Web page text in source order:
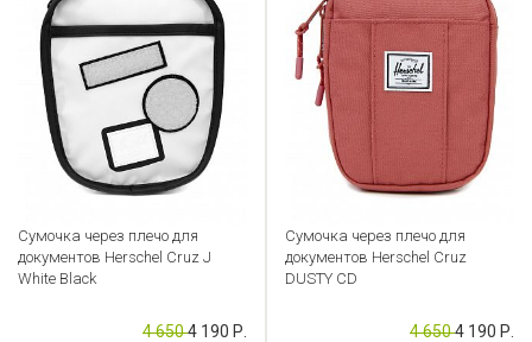
Сумочка через плечо для
документов Herschel Cruz J
White Black
Артикул: CB000053008
4 6504 190 Р.
Сумочка через плечо для
документов Herschel Cruz
DUSTY CD
Артикул: CB000053010
4 6504 190 Р.